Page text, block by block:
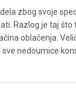
zbog svoje
Razlog je taj što
oblačenja.
nedoumice